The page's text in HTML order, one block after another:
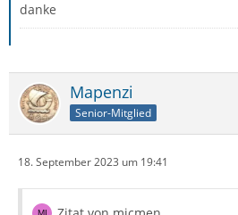
danke
Mapenzi
Senior-Mitglied
18. September 2023 um 19:41